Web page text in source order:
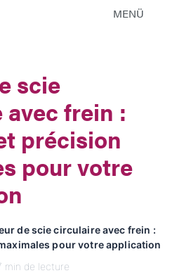
MENÜ
scie
frein :
précision
pour votre
de scie circulaire avec frein :
pour votre application
min de lecture